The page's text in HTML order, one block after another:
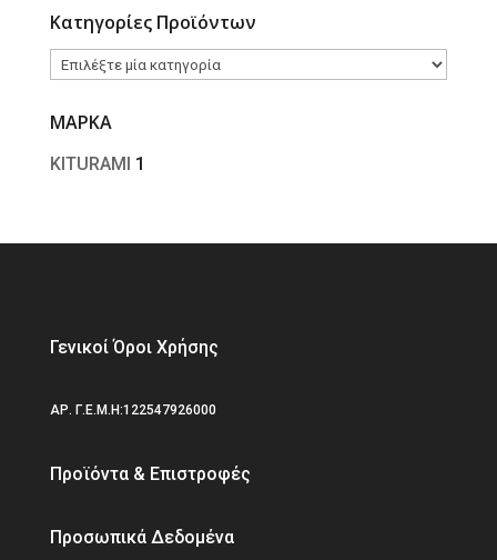
Κατηγορίες Προϊόντων
ΜΑΡΚΑ
KITURAMI 1
Γενικοί Όροι Χρήσης
ΑΡ. Γ.Ε.Μ.Η:122547926000
Προϊόντα & Επιστροφές
Προσωπικά Δεδομένα